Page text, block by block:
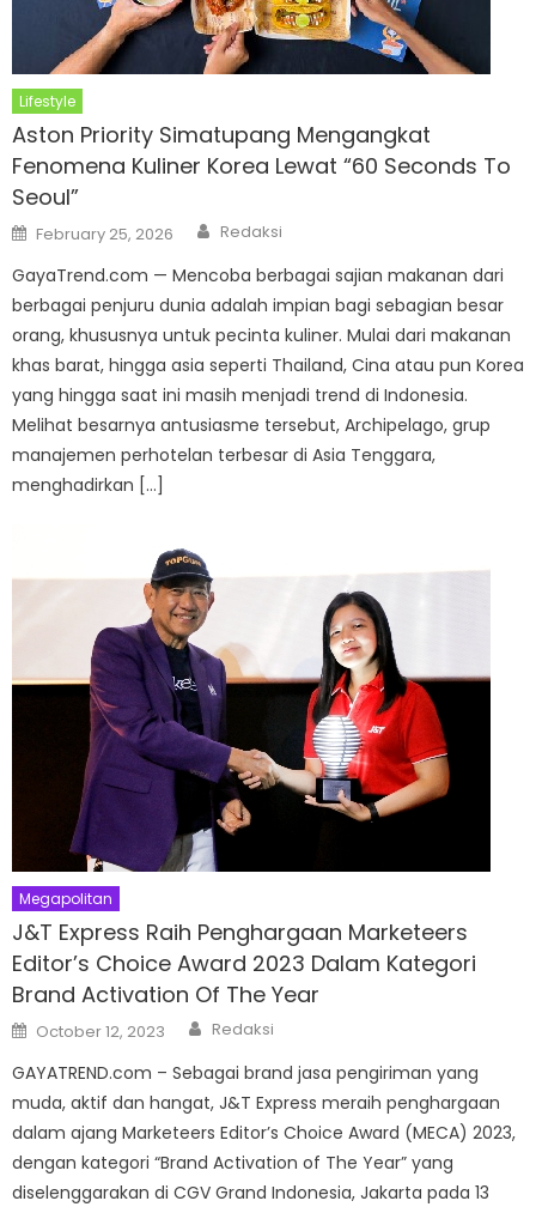
Lifestyle
Aston Priority Simatupang Mengangkat
Fenomena Kuliner Korea Lewat “60 Seconds To
Seoul”
Posted
on
February 25, 2026 Author
Redaksi
GayaTrend.com — Mencoba berbagai sajian makanan dari
berbagai penjuru dunia adalah impian bagi sebagian besar
orang, khususnya untuk pecinta kuliner. Mulai dari makanan
khas barat, hingga asia seperti Thailand, Cina atau pun Korea
yang hingga saat ini masih menjadi trend di Indonesia.
Melihat besarnya antusiasme tersebut, Archipelago, grup
manajemen perhotelan terbesar di Asia Tenggara,
menghadirkan […]
Megapolitan
J&T Express Raih Penghargaan Marketeers
Editor’s Choice Award 2023 Dalam Kategori
Brand Activation Of The Year
Posted
on
October 12, 2023 Author
Redaksi
GAYATREND.com – Sebagai brand jasa pengiriman yang
muda, aktif dan hangat, J&T Express meraih penghargaan
dalam ajang Marketeers Editor’s Choice Award (MECA) 2023,
dengan kategori “Brand Activation of The Year” yang
diselenggarakan di CGV Grand Indonesia, Jakarta pada 13